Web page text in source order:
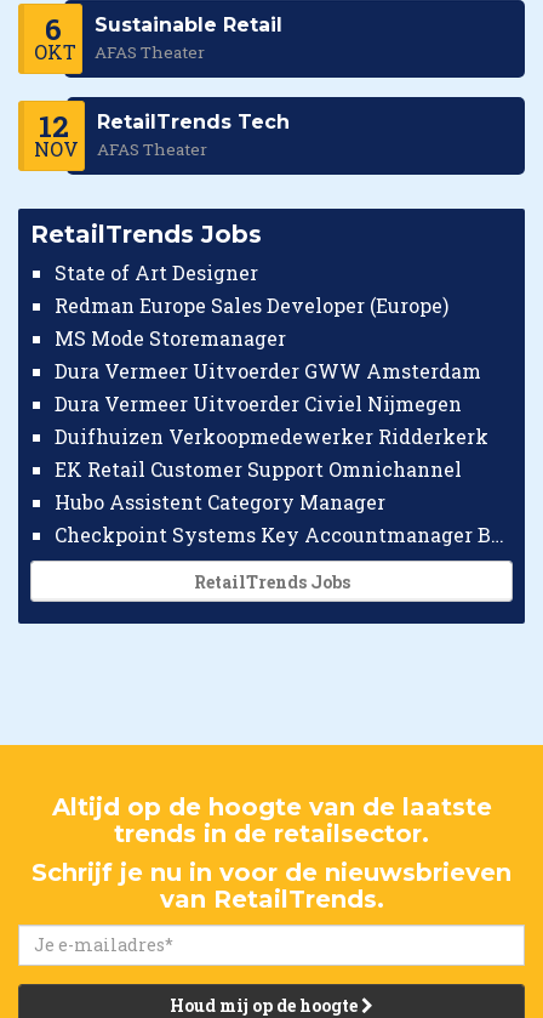
6
OKT
Sustainable Retail
AFAS Theater
12
NOV
RetailTrends Tech
AFAS Theater
RetailTrends Jobs
State of Art Designer
Redman Europe Sales Developer (Europe)
MS Mode Storemanager
Dura Vermeer Uitvoerder GWW Amsterdam
Dura Vermeer Uitvoerder Civiel Nijmegen
Duifhuizen Verkoopmedewerker Ridderkerk
EK Retail Customer Support Omnichannel
Hubo Assistent Category Manager
Checkpoint Systems Key Accountmanager Benelux
RetailTrends Jobs
Altijd op de hoogte van de laatste
trends in de retailsector.
Schrijf je nu in voor de nieuwsbrieven
van RetailTrends.
Houd mij op de hoogte